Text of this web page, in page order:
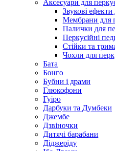
Аксесуари для
Звукові ефекти
Мембрани для
Палички для
Перкусійні
Стійки та
Чохли для
Бата
Бонго
Бубни і драми
Глюкофони
Гуіро
Дарбуки та Думбеки
Джембе
Дзвіночки
Дитячі барабани
Діджеріду